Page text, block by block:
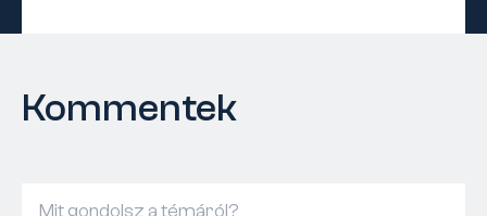
Kommentek